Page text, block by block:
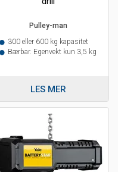
Pulley-man
300 eller 600 kg kapasitet
Bærbar. Egenvekt kun 3,5 kg
LES MER